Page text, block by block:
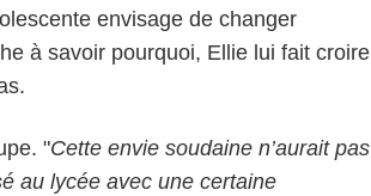
envisage de changer
à savoir pourquoi, Ellie lui fait croire
"Cette envie soudaine n’aurait pas
au lycée avec une certaine